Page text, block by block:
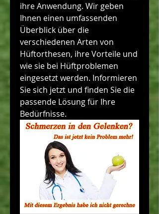
ihre Anwendung. Wir geben
Ihnen einen umfassenden
Überblick über die
verschiedenen Arten von
Hüftorthesen, ihre Vorteile und
wie sie bei Hüftproblemen
eingesetzt werden. Informieren
Sie sich jetzt und finden Sie die
passende Lösung für Ihre
Bedürfnisse.